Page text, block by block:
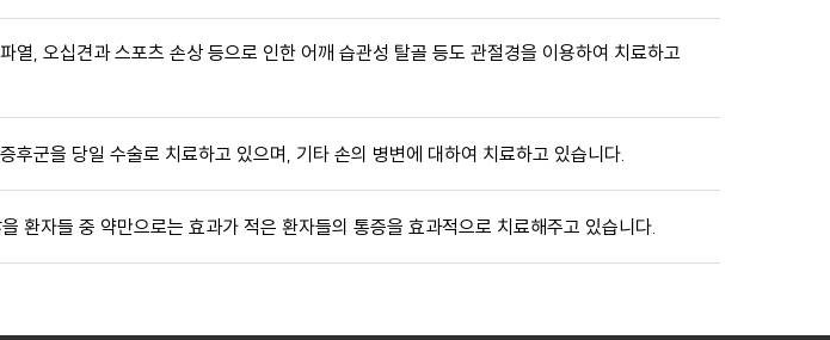
열, 오십견과 스포츠 손상 등으로 인한 어깨 습관성 탈골 등도 관절경을 이용하여 치료하고
후군을 당일 수술로 치료하고 있으며, 기타 손의 병변에 대하여 치료하고 있습니다.
환자들 중 약만으로는 효과가 적은 환자들의 통증을 효과적으로 치료해주고 있습니다.